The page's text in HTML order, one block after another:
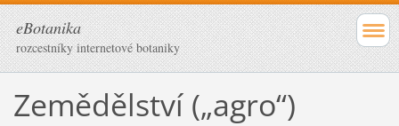
eBotanika
rozcestníky internetové botaniky
Zemědělství („agro“)